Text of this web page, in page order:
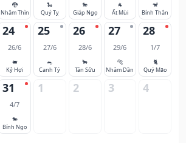
🐉
Nhâm Thìn
🐍
Quý Tỵ
🐎
Giáp Ngọ
🐐
Ất Mùi
🐒
Bính Thân
24
26/6
🐖
Kỷ Hợi
25
27/6
🐀
Canh Tý
26
28/6
🐂
Tân Sửu
27
29/6
🐅
Nhâm Dần
28
1/7
🐈
Quý Mão
31
4/7
🐎
Bính Ngọ
1 2 3 4